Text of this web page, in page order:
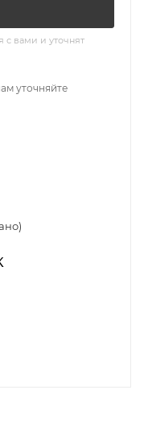
с вами и уточнят
уточняйте